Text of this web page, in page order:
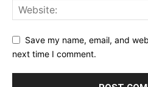
Save my name, email, and
next time I comment.